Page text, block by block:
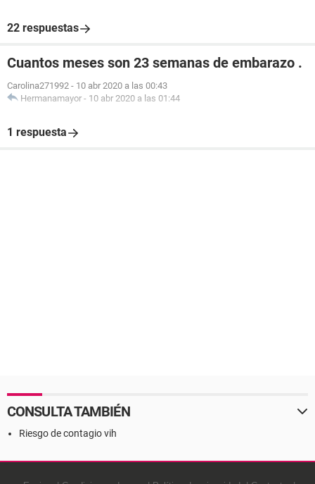
22 respuestas
Cuantos meses son 23 semanas de embarazo .
Carolina271992 - 10 abr 2020 a las 00:43
Hermanamayor - 10 abr 2020 a las 01:44
1 respuesta
CONSULTA TAMBIÉN
Riesgo de contagio vih